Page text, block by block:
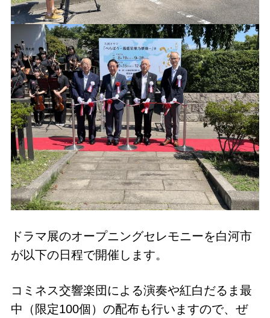
ドラマ展のオープニングセレモニーを白河市
が以下の日程で開催します。
コミネス交響楽団による演奏や紅白だるま最
中（限定100個）の配布も行いますので、ぜ